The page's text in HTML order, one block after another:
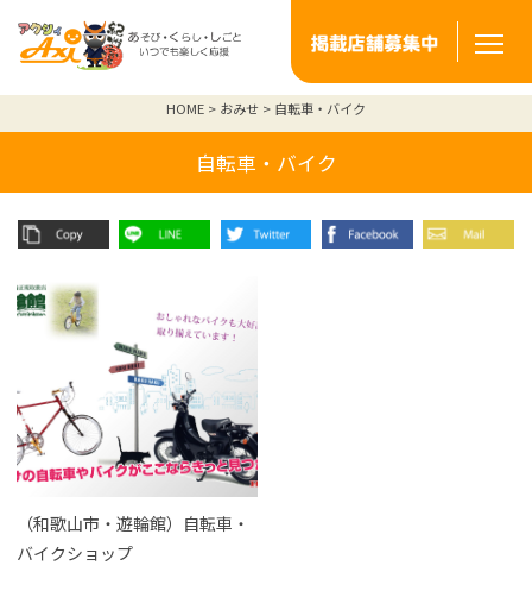
HOME おみせ 自転車・バイク
自転車・バイク
（和歌山市・遊輪館）自転車・
バイクショップ